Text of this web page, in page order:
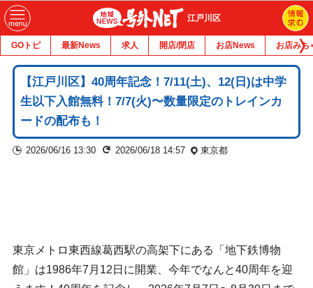
江戸川区
GOトピ 最新News 求人 開店/閉店 お店News お店みち
【江戸川区】40周年記念！7/11(土)、12(日)は中学
生以下入館無料！7/7(火)〜数量限定のトレインカ
ードの配布も！
2026/06/16 13:30 2026/06/18 14:57 東京都
東京メトロ東西線葛西駅の高架下にある「地下鉄博物
館」は1986年7月12日に開業、今年でなんと40周年を迎